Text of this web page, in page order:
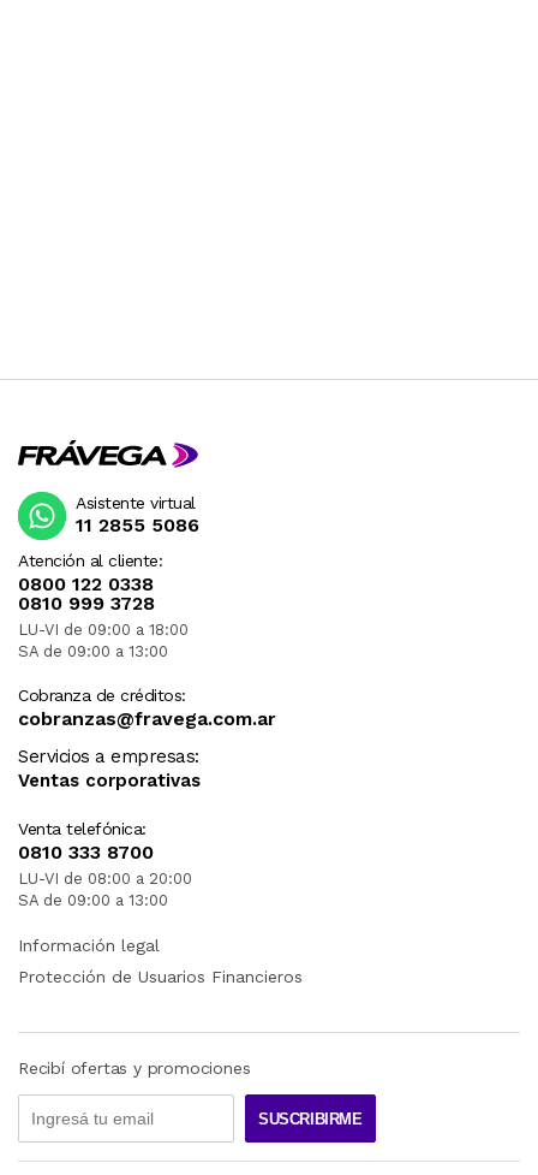
Atención al cliente:
0800 122 0338
0810 999 3728
LU-VI de 09:00 a 18:00
SA de 09:00 a 13:00
Cobranza de créditos:
cobranzas@fravega.com.ar
Servicios a empresas:
Ventas corporativas
Venta telefónica:
0810 333 8700
LU-VI de 08:00 a 20:00
SA de 09:00 a 13:00
Asistente virtual
11 2855 5086
Información legal
Protección de Usuarios Financieros
Recibí ofertas y promociones
SUSCRIBIRME